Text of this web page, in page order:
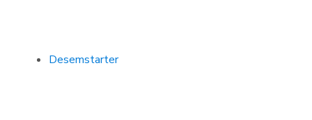
Desemstarter